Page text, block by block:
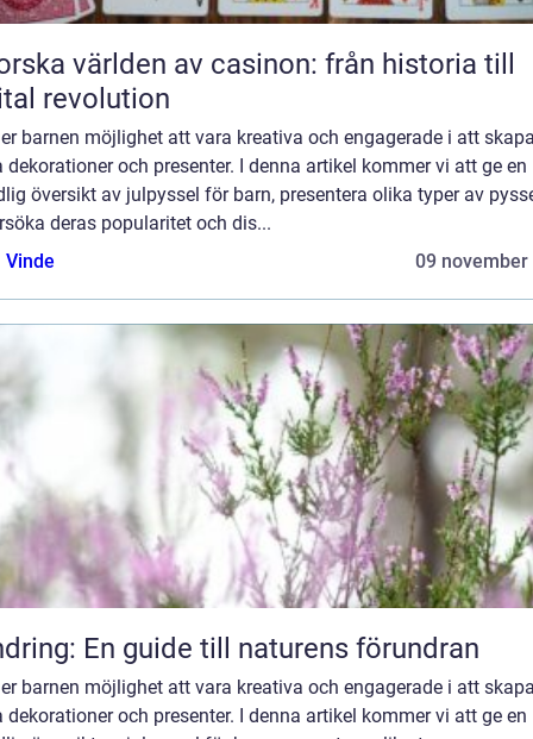
världen av casinon: från historia till
revolution
barnen möjlighet att vara kreativa och engagerade i att
dekorationer och presenter. I denna artikel kommer vi att ge en
översikt av julpyssel för barn, presentera olika typer av
deras popularitet och dis...
Vinde
09 november
En guide till naturens förundran
barnen möjlighet att vara kreativa och engagerade i att
dekorationer och presenter. I denna artikel kommer vi att ge en